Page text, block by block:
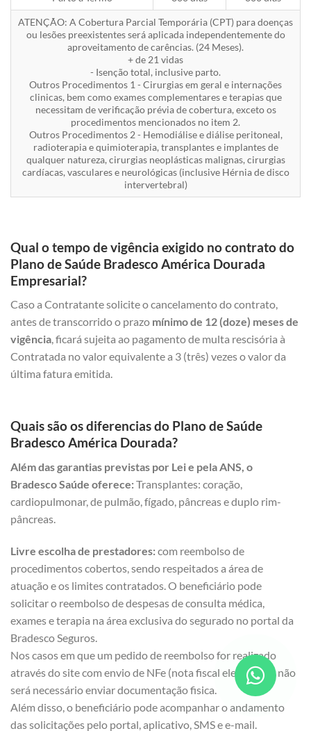
ATENÇÃO: A Cobertura Parcial Temporária (CPT) para doenças
ou lesões preexistentes será aplicada independentemente do
aproveitamento de carências. (24 Meses).
+ de 21 vidas
- Isenção total, inclusive parto.
Outros Procedimentos 1 - Cirurgias em geral e internações
clinicas, bem como exames complementares e terapias que
necessitam de verificação prévia de cobertura, exceto os
procedimentos mencionados no item 2.
Outros Procedimentos 2 - Hemodiálise e diálise peritoneal,
radioterapia e quimioterapia, transplantes e implantes de
qualquer natureza, cirurgias neoplásticas malignas, cirurgias
cardíacas, vasculares e neurológicas (inclusive Hérnia de disco
intervertebral)
Qual o tempo de vigência exigido no contrato do
Plano de Saúde Bradesco América Dourada
Empresarial?
Caso a Contratante solicite o cancelamento do contrato,
antes de transcorrido o prazo mínimo de 12 (doze) meses de
vigência, ficará sujeita ao pagamento de multa rescisória à
Contratada no valor equivalente a 3 (três) vezes o valor da
última fatura emitida.
Quais são os diferencias do Plano de Saúde
Bradesco América Dourada?
Além das garantias previstas por Lei e pela ANS, o
Bradesco Saúde oferece:Transplantes: coração,
cardiopulmonar, de pulmão, fígado, pâncreas e duplo rim-
pâncreas.
Livre escolha de prestadores:com reembolso de
procedimentos cobertos, sendo respeitados a área de
atuação e os limites contratados. O beneficiário pode
solicitar o reembolso de despesas de consulta médica,
exames e terapia na área exclusiva do segurado no portal da
Bradesco Seguros.
Nos casos em que um pedido de reembolso for realizado
através do site com envio de NFe (nota fiscal eletrônica), não
será necessário enviar documentação fisica.
Além disso, o beneficiário pode acompanhar o andamento
das solicitações pelo portal, aplicativo, SMS e e-mail.